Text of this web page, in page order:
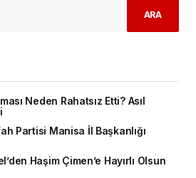
ARA
Neden Rahatsız Etti? Asıl
Partisi Manisa İl Başkanlığı
Haşim Çimen’e Hayırlı Olsun